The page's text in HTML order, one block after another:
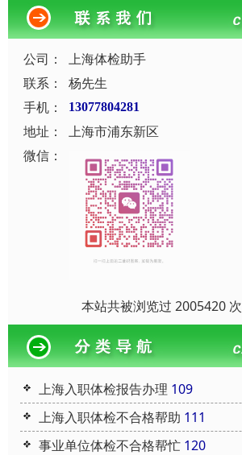
公司：
上海体检助手
联系：
杨先生
手机：
13077804281
地址：
上海市浦东新区
微信：
本站共被浏览过 2005420 次
上海入职体检报告办理 109
上海入职体检不合格帮助 111
事业单位体检不合格帮忙 120